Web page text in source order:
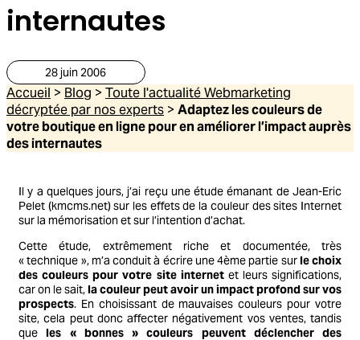
internautes
28 juin 2006
Accueil > Blog > Toute l'actualité Webmarketing
décryptée par nos experts > Adaptez les couleurs de
votre boutique en ligne pour en améliorer l’impact auprès
des internautes
Il y a quelques jours, j’ai reçu une étude émanant de Jean-Eric
Pelet (kmcms.net) sur les effets de la couleur des sites Internet
sur la mémorisation et sur l’intention d’achat.
Cette étude, extrêmement riche et documentée, très
« technique », m’a conduit à écrire une 4ème partie surle choix
des couleurs pour votre site internetet leurs significations,
car on le sait,la couleur peut avoir un impact profond sur vos
prospects. En choisissant de mauvaises couleurs pour votre
site, cela peut donc affecter négativement vos ventes, tandis
queles « bonnes » couleurs peuvent déclencher des